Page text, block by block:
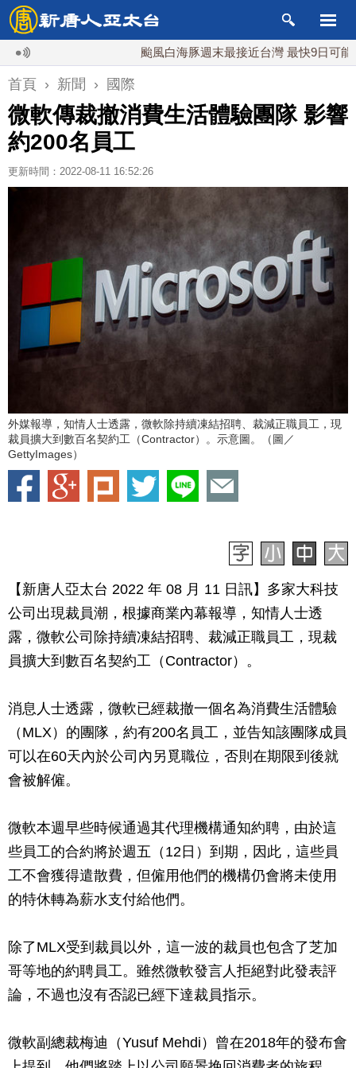
颱風白海豚週末最接近台灣 最快9日可能登陸中
首頁 › 新聞 › 國際
微軟傳裁撤消費生活體驗團隊 影響
約200名員工
更新時間：2022-08-11 16:52:26
外媒報導，知情人士透露，微軟除持續凍結招聘、裁減正職員工，現
裁員擴大到數百名契約工（Contractor）。示意圖。（圖／
GettyImages）
【新唐人亞太台 2022 年 08 月 11 日訊】 多家大科技
公司出現裁員潮，根據商業內幕報導，知情人士透
露，微軟公司除持續凍結招聘、裁減正職員工，現裁
員擴大到數百名契約工（Contractor）。
消息人士透露，微軟已經裁撤一個名為消費生活體驗
（MLX）的團隊，約有200名員工，並告知該團隊成員
可以在60天內於公司內另覓職位，否則在期限到後就
會被解僱。
微軟本週早些時候通過其代理機構通知約聘，由於這
些員工的合約將於週五（12日）到期，因此，這些員
工不會獲得遣散費，但僱用他們的機構仍會將未使用
的特休轉為薪水支付給他們。
除了MLX受到裁員以外，這一波的裁員也包含了芝加
哥等地的約聘員工。雖然微軟發言人拒絕對此發表評
論，不過也沒有否認已經下達裁員指示。
微軟副總裁梅迪（Yusuf Mehdi）曾在2018年的發布會